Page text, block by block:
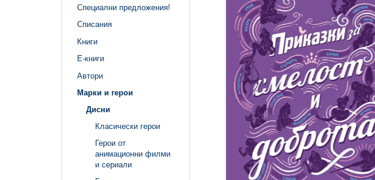
Специални предложения!
Списания
Книги
Е-книги
Автори
Марки и герои
Дисни
Класически герои
Герои от
анимационни филми
и сериали